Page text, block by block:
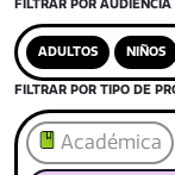
FILTRAR POR AUDIENCIA
ADULTOS NIÑOS
FILTRAR POR TIPO DE
Académica